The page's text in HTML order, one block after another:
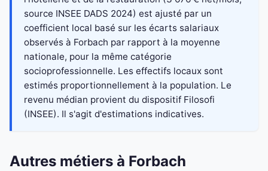
source INSEE DADS 2024) est ajusté par un
coefficient local basé sur les écarts salariaux
observés à Forbach par rapport à la moyenne
nationale, pour la même catégorie
socioprofessionnelle. Les effectifs locaux sont
estimés proportionnellement à la population. Le
revenu médian provient du dispositif Filosofi
(INSEE). Il s'agit d'estimations indicatives.
Autres métiers à Forbach